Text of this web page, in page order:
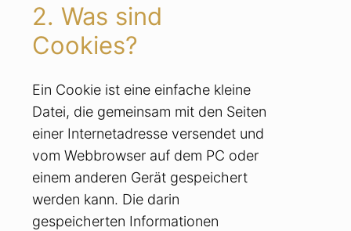
2. Was sind
Cookies?
Ein Cookie ist eine einfache kleine
Datei, die gemeinsam mit den Seiten
einer Internetadresse versendet und
vom Webbrowser auf dem PC oder
einem anderen Gerät gespeichert
werden kann. Die darin
gespeicherten Informationen